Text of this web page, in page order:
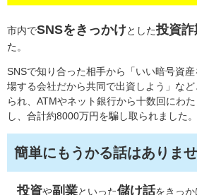
市内でSNSをきっかけとした投資
た。​
SNSで知り合った相手から「いい暗号資
場する会社だから共同で出資しよう」な
られ、ATMやネット銀行から十数回にわ
し、合計約8000万円を騙し取られました。
簡単にもうかる話はありませ
​投資や副業といった儲け話をきっ